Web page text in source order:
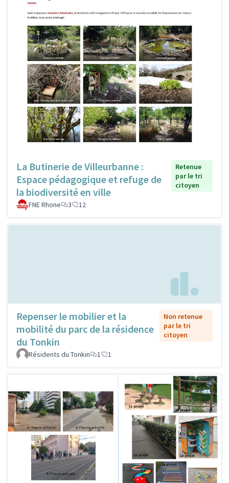
La Butinerie de Villeurbanne :
Espace pédagogique et refuge de
la biodiversité en ville
Retenue
par le tri
citoyen
FNE Rhone 3 12
Repenser le mobilier et la
mobilité du parc de la résidence
du Tonkin
Non retenue
par le tri
citoyen
Résidents du Tonkin 1 1